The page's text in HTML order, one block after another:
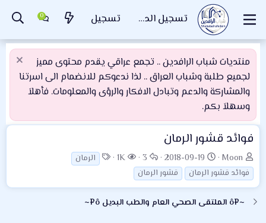
تسجيل الدخول تسجيل
منتديات شباب الرافدين .. تجمع عراقي يقدم محتوى مميز
لجميع طلبة وشباب العراق .. لذا ندعوكم للانضمام الى اسرتنا
والمشاركة والدعم وتبادل الافكار والرؤى والمعلومات. فأهلاَ
وسهلاَ بكم.
فوائد قشور الرمان
ب
ا
د
ئ
Moon
ت
ا
ر
خ
2018-09-19
ا
ل
ر
د
و
3
ا
ش
1K
ا
س
الرمان
فوائد قشور الرمان
قشور الرمان
~¤ô الملتقى الصحي العام والطب البديل ô¤~